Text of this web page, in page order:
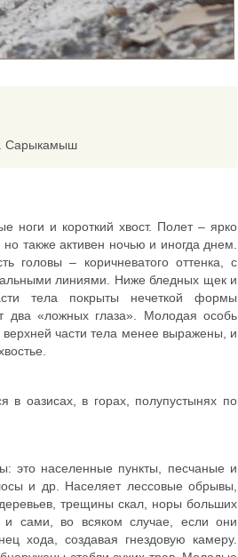
Сарыкамыш
ноги и короткий хвост. Полет – ярко
также активен ночью и иногда днем.
головы – коричневатого оттенка, с
линиями. Ниже бледных щек и
тела покрыты нечеткой формы
два «ложных глаза». Молодая особь
части тела менее выражены, и
в оазисах, в горах, полупустынях по
это населенные пункты, песчаные и
и др. Населяет лессовые обрывы,
трещины скал, норы больших
и сами, во всяком случае, если они
хода, создавая гнездовую камеру.